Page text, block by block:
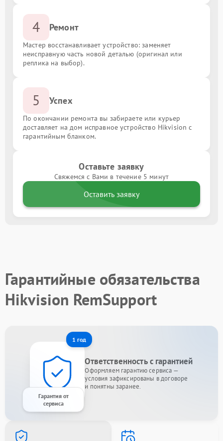
4 Ремонт
Мастер восстанавливает устройство: заменяет
неисправную часть новой деталью (оригинал или
реплика на выбор).
5 Успех
По окончании ремонта вы забираете или курьер
доставляет на дом исправное устройство Hikvision с
гарантийным бланком.
Оставьте заявку
Свяжемся с Вами в течение 5 минут
Оставить заявку
Гарантийные обязательства
Hikvision RemSupport
1 год
Гарантия от
сервиса
Ответственность с гарантией
Оформляем гарантию сервиса —
условия зафиксированы в договоре
и понятны заранее.